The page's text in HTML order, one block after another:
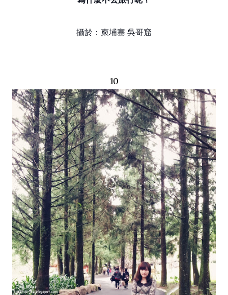
攝於：柬埔寨 吳哥窟
10